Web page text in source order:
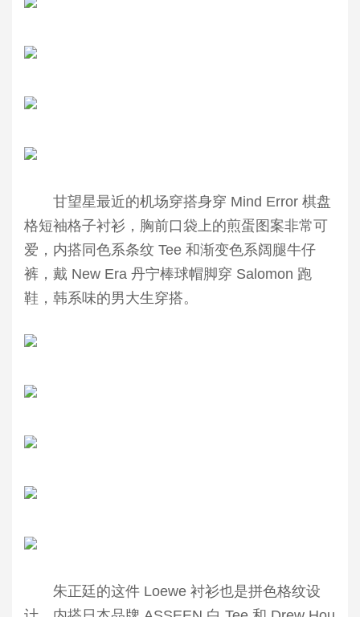
甘望星最近的机场穿搭身穿 Mind Error 棋盘
格短袖格子衬衫，胸前口袋上的煎蛋图案非常可
爱，内搭同色系条纹 Tee 和渐变色系阔腿牛仔
裤，戴 New Era 丹宁棒球帽脚穿 Salomon 跑
鞋，韩系味的男大生穿搭。
朱正廷的这件 Loewe 衬衫也是拼色格纹设